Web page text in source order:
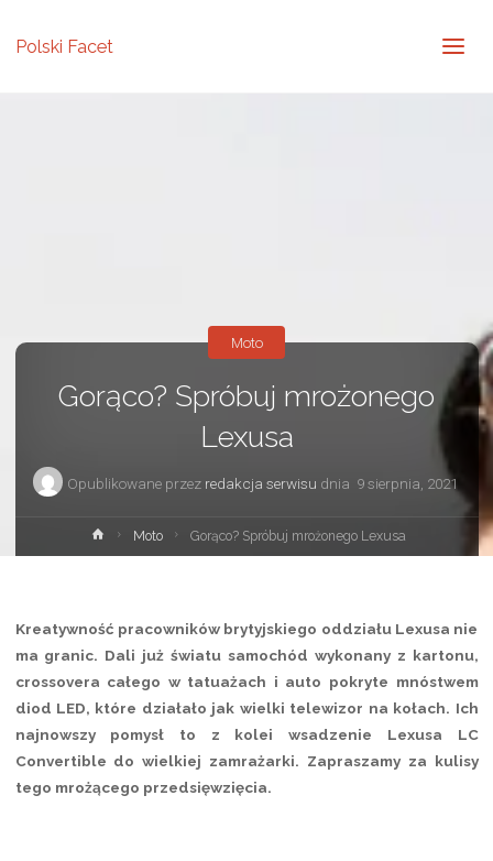
Polski Facet
Gorąco? Spróbuj mrożonego
Lexusa
Opublikowane przez redakcja serwisu dnia 9 sierpnia, 2021
Moto
Strona
główna
Moto Gorąco? Spróbuj mrożonego Lexusa
Kreatywność pracowników brytyjskiego oddziału Lexusa nie
ma granic. Dali już światu samochód wykonany z kartonu,
crossovera całego w tatuażach i auto pokryte mnóstwem
diod LED, które działało jak wielki telewizor na kołach. Ich
najnowszy pomysł to z kolei wsadzenie Lexusa LC
Convertible do wielkiej zamrażarki. Zapraszamy za kulisy
tego mrożącego przedsięwzięcia.